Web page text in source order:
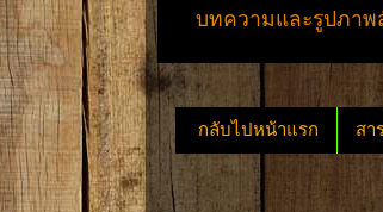
บทความและรูปภาพ
กลับไปหน้าแรก สา